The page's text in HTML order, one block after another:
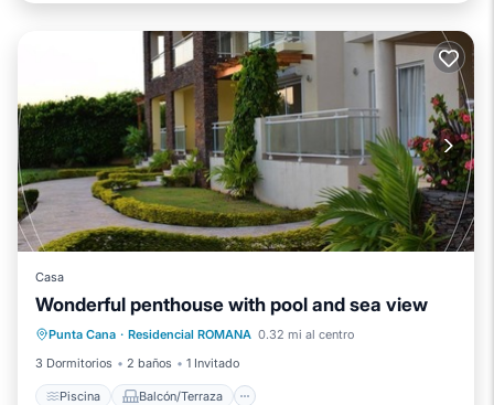
Casa
Wonderful penthouse with pool and sea view
Punta Cana · Residencial ROMANA 0.32 mi al centro
3 Dormitorios
2 baños 1 Invitado
Piscina Balcón/Terraza
Piscina Balcón/Terraza
Cocina
Aire acondicionado